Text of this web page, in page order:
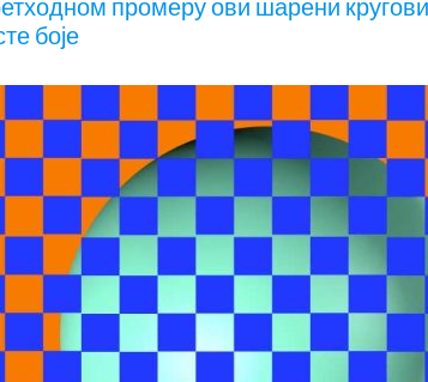
промеру ови шарени
боје